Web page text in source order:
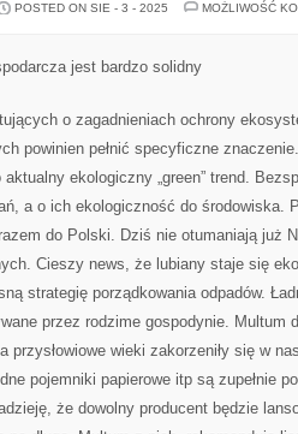
POSTED ON SIE - 3 - 2025
MOŻLIWOŚĆ
jest bardzo solidny
o zagadnieniach ochrony
powinien pełnić specyficzne
ekologiczny „green” trend.
a o ich ekologiczność do środowiska.
do Polski. Dziś nie otumaniają już
Cieszy news, że lubiany staje się
strategię porządkowania odpadów.
przez rodzime gospodynie. Multum
przysłowiowe wieki zakorzeniły się w
pojemniki papierowe itp są zupełnie
że dowolny producent będzie